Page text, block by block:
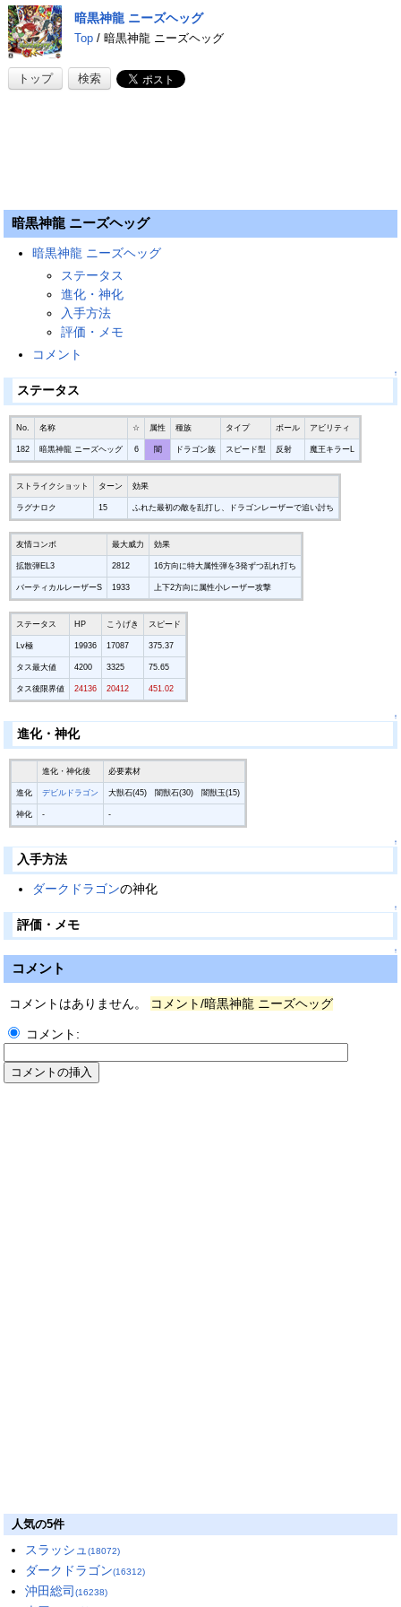
暗黒神龍 ニーズヘッグ
Top/ 暗黒神龍 ニーズヘッグ
トップ 検索
暗黒神龍 ニーズヘッグ
暗黒神龍 ニーズヘッグ
ステータス
進化・神化
入手方法
評価・メモ
コメント
↑
ステータス
No. 名称 ☆ 属性 種族 タイプ ボール アビリティ
182 暗黒神龍 ニーズヘッグ 6 闇 ドラゴン族 スピード型 反射 魔王キラーL
ストライクショット ターン 効果
ラグナロク 15 ふれた最初の敵を乱打し、ドラゴンレーザーで追い討ち
友情コンボ 最大威力 効果
拡散弾EL3 2812 16方向に特大属性弾を3発ずつ乱れ打ち
バーティカルレーザーS 1933 上下2方向に属性小レーザー攻撃
ステータス HP こうげき スピード
Lv極 19936 17087 375.37
タス最大値 4200 3325 75.65
タス後限界値 24136 20412 451.02
↑
進化・神化
進化・神化後 必要素材
進化 デビルドラゴン 大獣石(45) 闇獣石(30) 闇獣玉(15)
神化 - -
↑
入手方法
ダークドラゴンの神化
↑
評価・メモ
↑
コメント
コメントはありません。 コメント/暗黒神龍 ニーズヘッグ
コメント:
人気の5件
スラッシュ(18072)
ダークドラゴン(16312)
沖田総司(16238)